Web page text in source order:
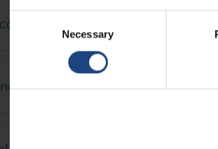
Necessary
al viajar con un perro de
información sobre el